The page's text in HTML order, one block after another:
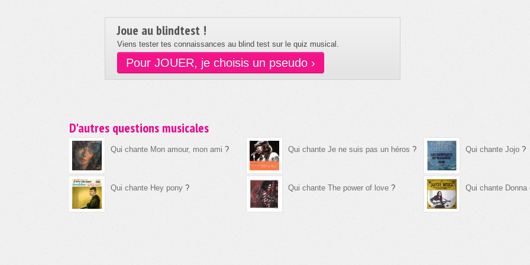
Joue au blindtest !
Viens tester tes connaissances au blind test sur le quiz musical.
Pour JOUER, je choisis un pseudo ›
D'autres questions musicales
Qui chante Mon amour, mon ami ? Qui chante Je ne suis pas un héros ? Qui chante Jojo ?
Qui chante Hey pony ? Qui chante The power of love ? Qui chante Donna